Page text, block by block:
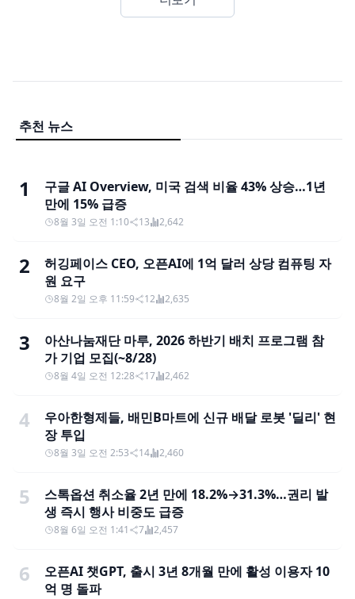
추천 뉴스
1
구글 AI Overview, 미국 검색 비율 43% 상승…1년
만에 15% 급증
8월 3일 오전 1:10 13 2,642
2
허깅페이스 CEO, 오픈AI에 1억 달러 상당 컴퓨팅 자
원 요구
8월 2일 오후 11:59 12 2,635
3
아산나눔재단 마루, 2026 하반기 배치 프로그램 참
가 기업 모집(~8/28)
8월 4일 오전 12:28 17 2,462
4
우아한형제들, 배민B마트에 신규 배달 로봇 '딜리' 현
장 투입
8월 3일 오전 2:53 14 2,460
5
스톡옵션 취소율 2년 만에 18.2%→31.3%…권리 발
생 즉시 행사 비중도 급증
8월 6일 오전 1:41 7 2,457
6
오픈AI 챗GPT, 출시 3년 8개월 만에 활성 이용자 10
억 명 돌파